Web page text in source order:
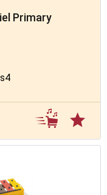
Primary